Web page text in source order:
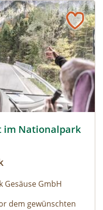
im Nationalpark
Gesäuse GmbH
dem gewünschten